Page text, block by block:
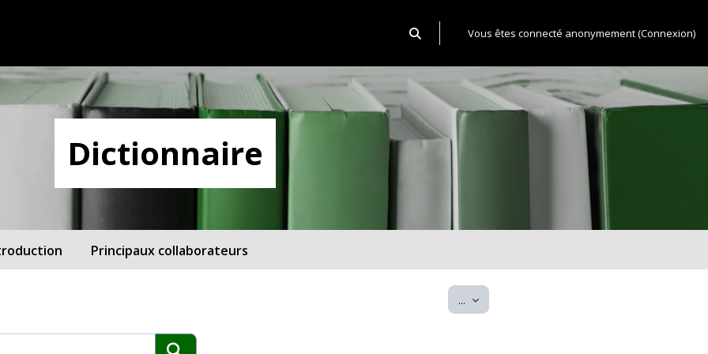
Activer/désactiver la saisie de recherche
Vous êtes connecté anonymement (Connexion)
Dictionnaire
Principaux collaborateurs
... Exporter des articles